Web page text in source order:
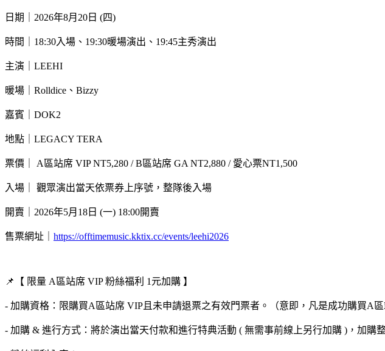
日期｜2026年8月20日 (四)
時間｜18:30入場、19:30暖場演出、19:45主秀演出
主演｜LEEHI
暖場｜Rolldice、Bizzy
嘉賓｜DOK2
地點｜LEGACY TERA
票價｜ A區站席 VIP NT5,280 / B區站席 GA NT2,880 / 愛心票NT1,500
入場｜ 觀眾演出當天依票券上序號，整隊後入場
開賣｜2026年5月18日 (一) 18:00開賣
售票網址｜ https://offtimemusic.kktix.cc/events/leehi2026
📌【 限量 A區站席 VIP 粉絲福利 1元加購 】
- 加購資格：限購買A區站席 VIP且未申請退票之有效門票者。（意即，凡是成功購買A
- 加購 & 進行方式：將於演出當天付款和進行特典活動 ( 無需事前線上另行加購 )，加購